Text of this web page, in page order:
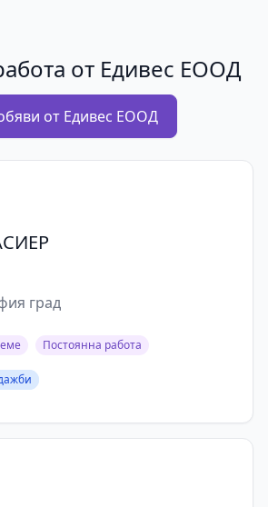
от Едивес ЕООД
от Едивес ЕООД
град
Постоянна работа